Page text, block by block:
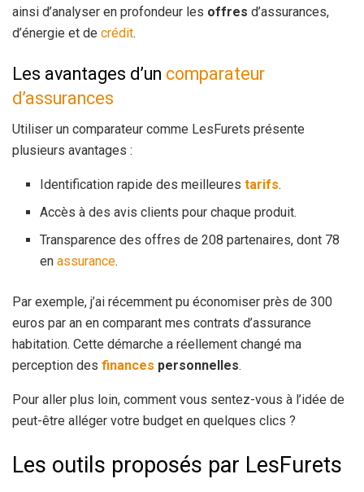
ainsi d’analyser en profondeur les offres d’assurances,
d’énergie et de crédit.
Les avantages d’un comparateur
d’assurances
Utiliser un comparateur comme LesFurets présente
plusieurs avantages :
Identification rapide des meilleurestarifs.
Accès à des avis clients pour chaque produit.
Transparence des offres de 208 partenaires, dont 78
enassurance.
Par exemple, j’ai récemment pu économiser près de 300
euros par an en comparant mes contrats d’assurance
habitation. Cette démarche a réellement changé ma
perception des finances personnelles.
Pour aller plus loin, comment vous sentez-vous à l’idée de
peut-être alléger votre budget en quelques clics ?
Les outils proposés par LesFurets